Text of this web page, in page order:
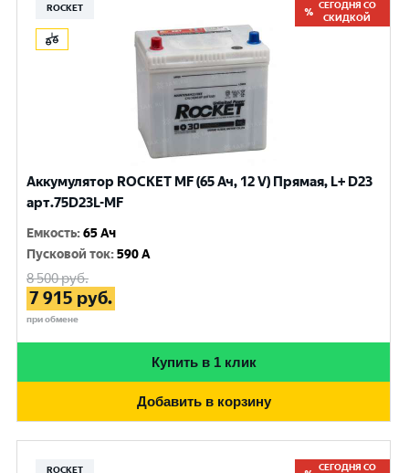
ROCKET
СЕГОДНЯ СО
СКИДКОЙ
Аккумулятор ROCKET MF (65 Ач, 12 V) Прямая, L+ D23
арт.75D23L-MF
Емкость:65 Ач
Пусковой ток:590 A
8 500руб.
7 915 руб.
при обмене
Купить в 1 клик
Добавить в корзину
ROCKET СЕГОДНЯ СО